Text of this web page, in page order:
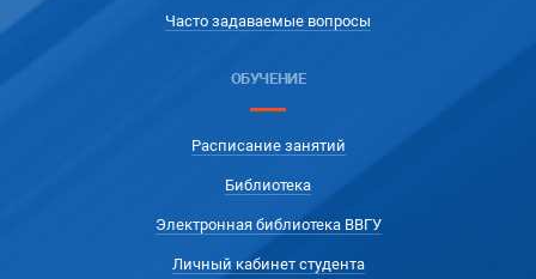
Часто задаваемые вопросы
ОБУЧЕНИЕ
Расписание занятий
Библиотека
Электронная библиотека ВВГУ
Личный кабинет студента